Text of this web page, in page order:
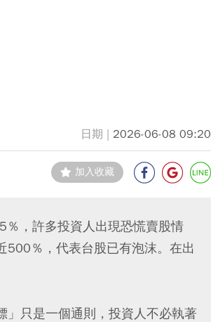
2026-06-08 09:20
加入收藏
，許多投資人出現恐慌賣股情
500％，代表台股已有泡沫。在出
」只是一個通則，投資人不必執著